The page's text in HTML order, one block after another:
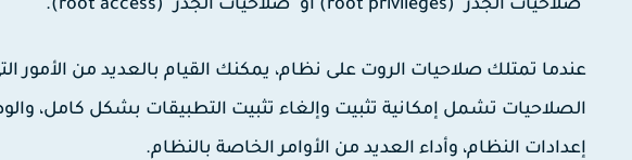
"صلاحيات الجذر" (root privileges) أو "صلاحيات الجذر" (root access).
عندما تمتلك صلاحيات الروت على نظام، يمكنك القيام بالعديد من الأمور
الصلاحيات تشمل إمكانية تثبيت وإلغاء تثبيت التطبيقات بشكل كامل،
إعدادات النظام، وأداء العديد من الأوامر الخاصة بالنظام.